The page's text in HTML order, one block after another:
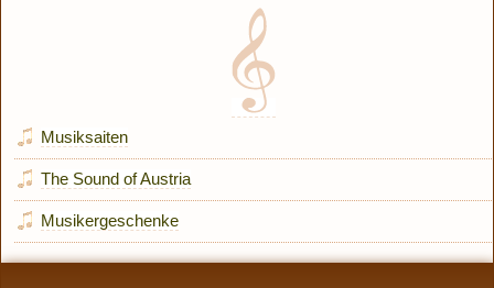
Musiksaiten
The Sound of Austria
Musikergeschenke